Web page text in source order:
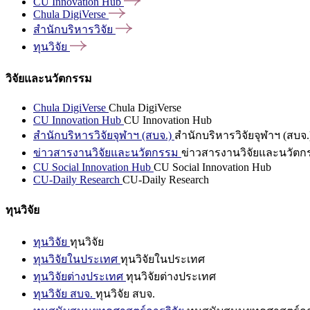
Chula DigiVerse
สำนักบริหารวิจัย
ทุนวิจัย
วิจัยและนวัตกรรม
Chula DigiVerse Chula DigiVerse
CU Innovation Hub CU Innovation Hub
สำนักบริหารวิจัยจุฬาฯ (สบจ.) สำนักบริหารวิจัยจุฬาฯ (สบจ
ข่าวสารงานวิจัยและนวัตกรรม ข่าวสารงานวิจัยและนวัตก
CU Social Innovation Hub CU Social Innovation Hub
CU-Daily Research CU-Daily Research
ทุนวิจัย
ทุนวิจัย ทุนวิจัย
ทุนวิจัยในประเทศ ทุนวิจัยในประเทศ
ทุนวิจัยต่างประเทศ ทุนวิจัยต่างประเทศ
ทุนวิจัย สบจ. ทุนวิจัย สบจ.